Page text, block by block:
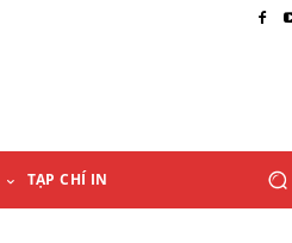
TẠP CHÍ IN